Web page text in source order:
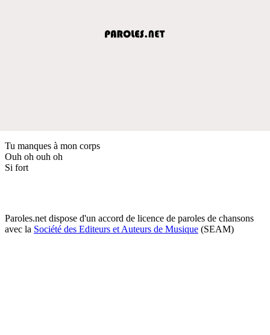
Tu manques à mon corps
Ouh oh ouh oh
Si fort
Paroles.net dispose d'un accord de licence de paroles de chansons
avec la Société des Editeurs et Auteurs de Musique (SEAM)